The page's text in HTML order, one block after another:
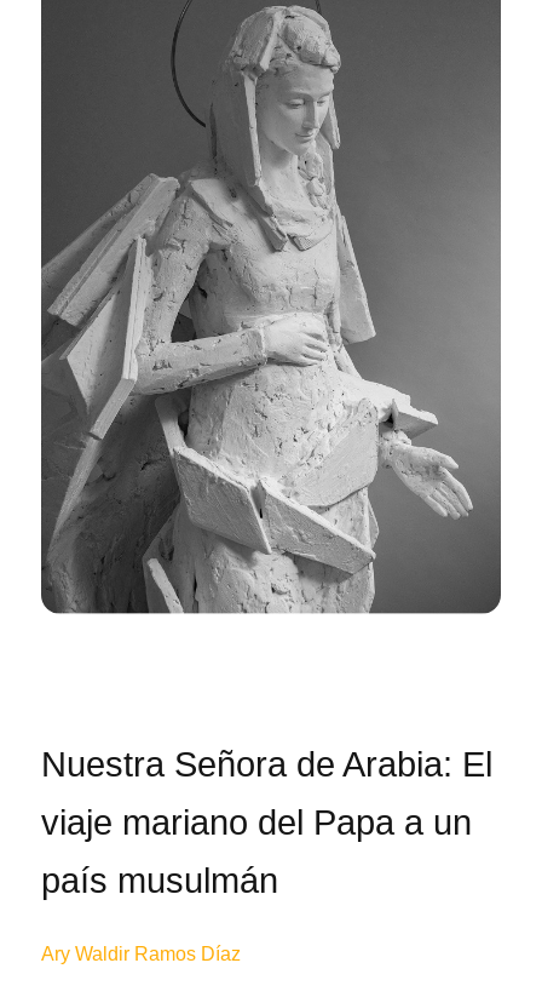
Nuestra Señora de Arabia: El
viaje mariano del Papa a un
país musulmán
Ary Waldir Ramos Díaz